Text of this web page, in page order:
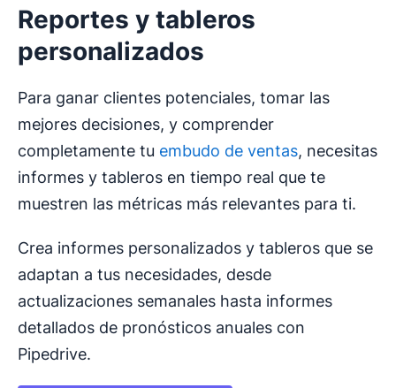
Reportes y tableros
personalizados
Para ganar clientes potenciales, tomar las
mejores decisiones, y comprender
completamente tu embudo de ventas, necesitas
informes y tableros en tiempo real que te
muestren las métricas más relevantes para ti.
Crea informes personalizados y tableros que se
adaptan a tus necesidades, desde
actualizaciones semanales hasta informes
detallados de pronósticos anuales con
Pipedrive.